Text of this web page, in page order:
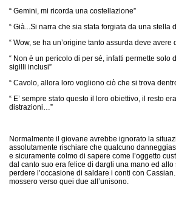
“ Gemini, mi ricorda una costellazione”
“ Già...Si narra che sia stata forgiata da una stella
“ Wow, se ha un’origine tanto assurda deve avere
“ Non è un pericolo di per sé, infatti permette solo
sigilli inclusi”
“ Cavolo, allora loro vogliono ciò che si trova
“ E’ sempre stato questo il loro obiettivo, il resto
distrazioni…”
Normalmente il giovane avrebbe ignorato la
assolutamente rischiare che qualcuno
e sicuramente colmo di sapere come l’oggetto
dal canto suo era felice di dargli una mano ed
perdere l’occasione di saldare i conti con
mossero verso quei due all’unisono.